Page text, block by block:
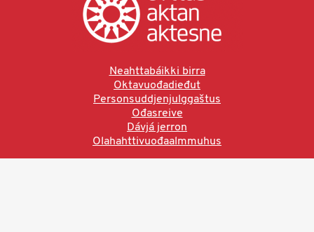
Neahttabáikki birra
Oktavuođadieđut
Personsuddjenjulggaštus
Ođasreive
Dávjá jerron
Olahahttivuođaalmmuhus